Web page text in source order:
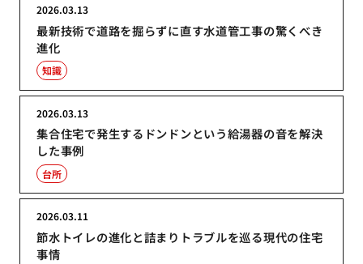
最新技術で道路を掘らずに直す水道管工事の驚くべき
進化
2026.03.13
知識
集合住宅で発生するドンドンという給湯器の音を解決
した事例
2026.03.13
台所
節水トイレの進化と詰まりトラブルを巡る現代の住宅
事情
2026.03.11